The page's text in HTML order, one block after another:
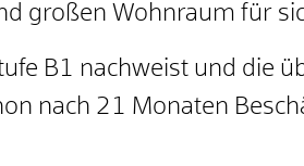
großen Wohnraum für
B1 nachweist und die
nach 21 Monaten